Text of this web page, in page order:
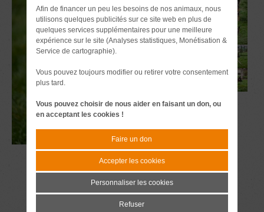
Afin de financer un peu les besoins de nos animaux, nous
utilisons quelques publicités sur ce site web en plus de
quelques services supplémentaires pour une meilleure
expérience sur le site (Analyses statistiques, Monétisation &
Service de cartographie).
Vous pouvez toujours modifier ou retirer votre consentement
plus tard.
Vous pouvez choisir de nous aider en faisant un don, ou
en acceptant les cookies !
Faire un don
Accepter les cookies
Personnaliser les cookies
Refuser